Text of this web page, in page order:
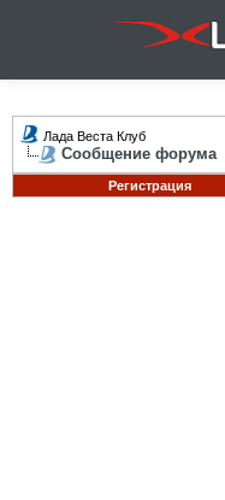
Лада Веста Клуб
Сообщение форума
Регистрация